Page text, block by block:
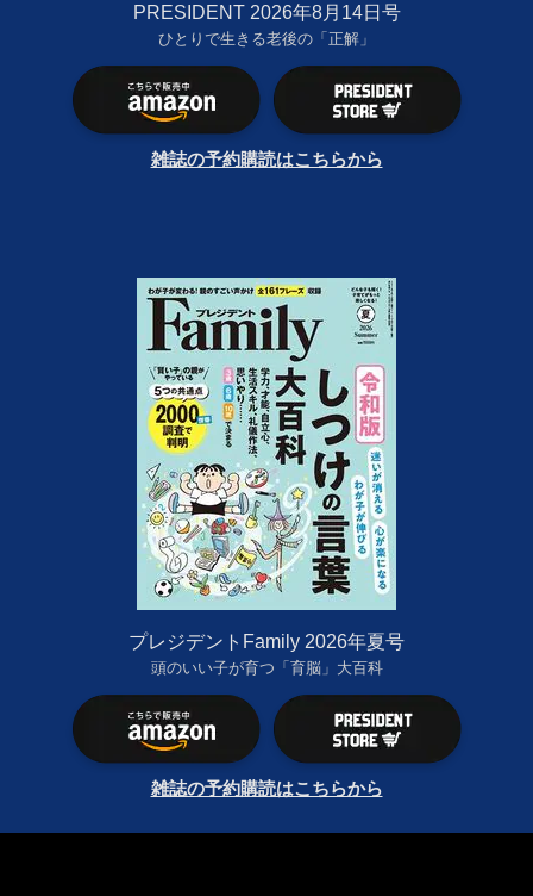
PRESIDENT 2026年8月14日号
ひとりで生きる老後の「正解」
雑誌の予約購読はこちらから
プレジデントFamily 2026年夏号
頭のいい子が育つ「育脳」大百科
雑誌の予約購読はこちらから